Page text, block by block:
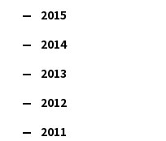
2015
2014
2013
2012
2011